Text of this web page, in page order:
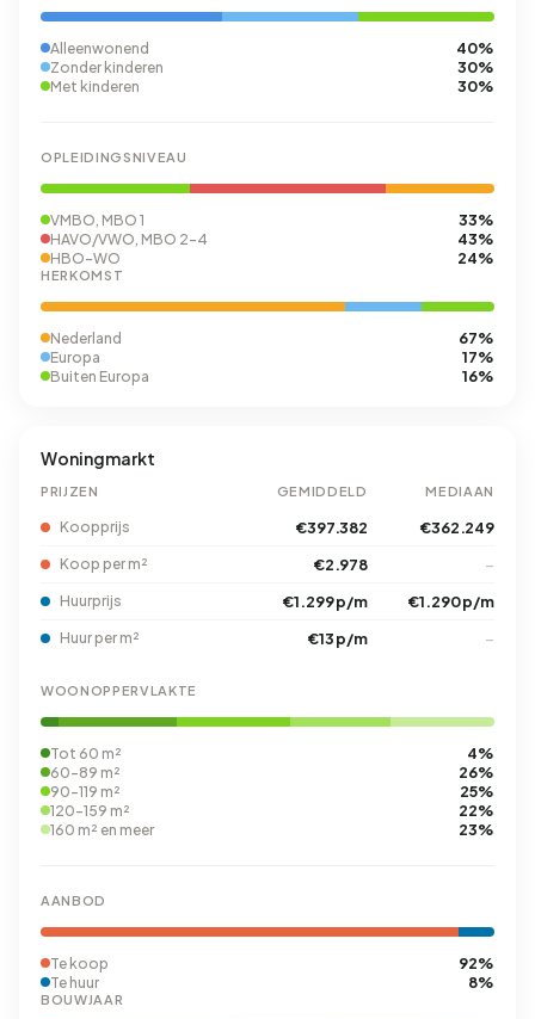
Alleenwonend 40%
Zonder kinderen 30%
Met kinderen 30%
OPLEIDINGSNIVEAU
VMBO, MBO 1 33%
HAVO/VWO, MBO 2-4 43%
HBO-WO 24%
HERKOMST
Nederland 67%
Europa 17%
Buiten Europa 16%
Woningmarkt
PRIJZEN GEMIDDELD MEDIAAN
Koopprijs €397.382 €362.249
Koop per m² €2.978 –
Huurprijs €1.299 p/m €1.290 p/m
Huur per m² €13 p/m –
WOONOPPERVLAKTE
Tot 60 m² 4%
60-89 m² 26%
90-119 m² 25%
120-159 m² 22%
160 m² en meer 23%
AANBOD
Te koop 92%
Te huur 8%
BOUWJAAR